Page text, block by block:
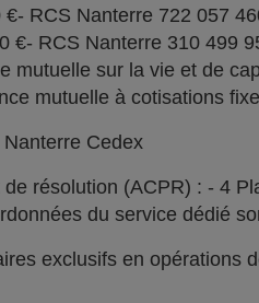
RCS Nanterre 722 057
€- RCS Nanterre 310 499
mutuelle sur la vie et de
mutuelle à cotisations
Cedex
résolution (ACPR) : - 4
du service dédié
exclusifs en opérations